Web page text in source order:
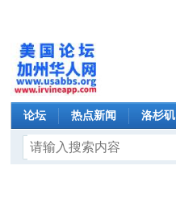
论坛 热点新闻 洛杉矶